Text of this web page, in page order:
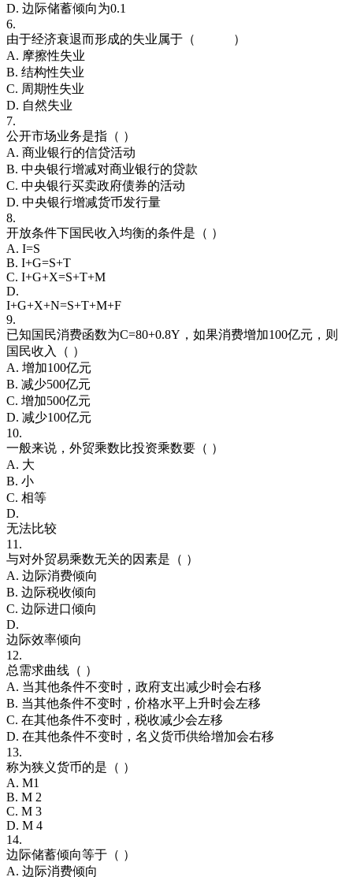
D. 边际储蓄倾向为0.1
6.
由于经济衰退而形成的失业属于（ ）
A. 摩擦性失业
B. 结构性失业
C. 周期性失业
D. 自然失业
7.
公开市场业务是指（ ）
A. 商业银行的信贷活动
B. 中央银行增减对商业银行的贷款
C. 中央银行买卖政府债券的活动
D. 中央银行增减货币发行量
8.
开放条件下国民收入均衡的条件是（ ）
A. I=S
B. I+G=S+T
C. I+G+X=S+T+M
D.
I+G+X+N=S+T+M+F
9.
已知国民消费函数为C=80+0.8Y，如果消费增加100亿元，则
国民收入（ ）
A. 增加100亿元
B. 减少500亿元
C. 增加500亿元
D. 减少100亿元
10.
一般来说，外贸乘数比投资乘数要（ ）
A. 大
B. 小
C. 相等
D.
无法比较
11.
与对外贸易乘数无关的因素是（ ）
A. 边际消费倾向
B. 边际税收倾向
C. 边际进口倾向
D.
边际效率倾向
12.
总需求曲线（ ）
A. 当其他条件不变时，政府支出减少时会右移
B. 当其他条件不变时，价格水平上升时会左移
C. 在其他条件不变时，税收减少会左移
D. 在其他条件不变时，名义货币供给增加会右移
13.
称为狭义货币的是（ ）
A. M1
B. M 2
C. M 3
D. M 4
14.
边际储蓄倾向等于（ ）
A. 边际消费倾向